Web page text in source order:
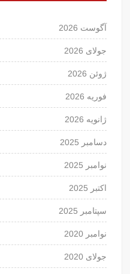
آگوست 2026
جولای 2026
ژوئن 2026
فوریه 2026
ژانویه 2026
دسامبر 2025
نوامبر 2025
اکتبر 2025
سپتامبر 2025
نوامبر 2020
جولای 2020